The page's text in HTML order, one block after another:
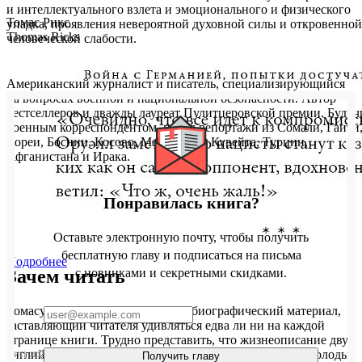
и интеллектуального взлета и эмоционального и физического
упадка, проявления невероятной духовной силы и откровенной
человеческой слабости.
Зачем читать
Томасу Э. Риксу удалось собрать биографический материал,
заставляющий читателя удивляться едва ли ни на каждой
странице книги. Трудно представить, что жизнеописание двух
английских интеллектуалов (впрочем, переживших в молодые
Томас Рикс
Thomas Ricks
Американский журналист и писатель, специализирующийся
на вопросах военной и национальной безопасности. Автор
бестселлеров и дважды лауреат Пулитцеровской премии.
военным корреспондентом, писал репортажи из Сомали, Гаити,
Кореи, Боснии, Косово, Македонии, Кувейта, Турции,
Афганистана и Ирака.
Подробнее
Тип издания Твердый переплет
Понравилась книга?
Оставьте электронную почту, чтобы получить
бесплатную главу и подписаться на письма
с новинками и секретными скидками.
Получить главу